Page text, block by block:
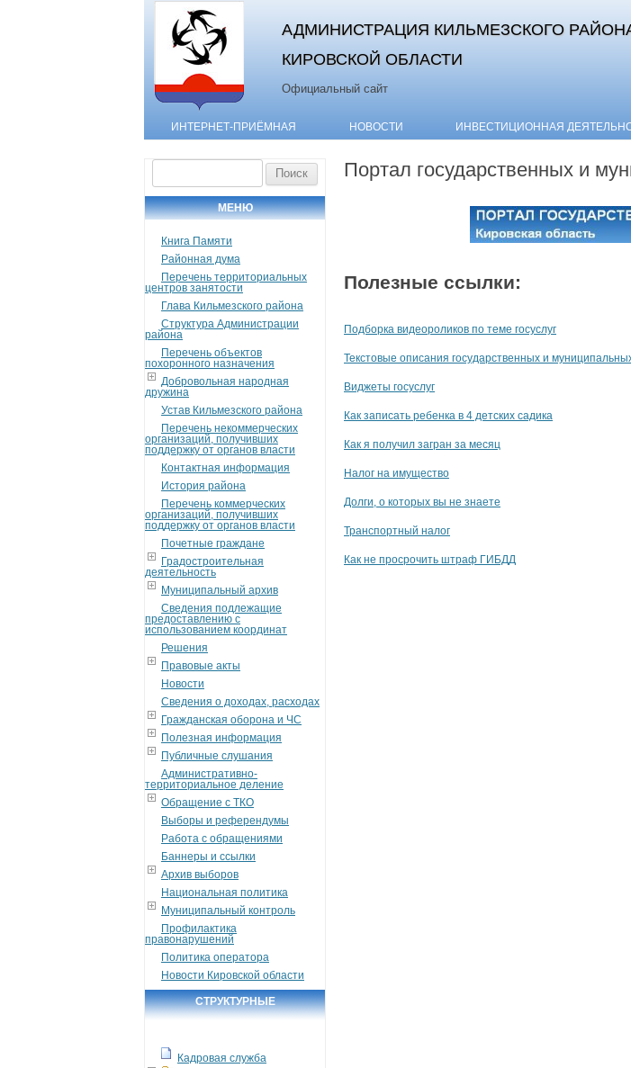
АДМИНИСТРАЦИЯ КИЛЬМЕЗСКОГО
КИРОВСКОЙ ОБЛАСТИ
Официальный сайт
Skip
ИНТЕРНЕТ-ПРИЁМНАЯ НОВОСТИ ИНВЕСТИЦИОННАЯ
МЕНЮ
Книга Памяти
Районная дума
Перечень территориальных
центров занятости
Глава Кильмезского района
Структура Администрации
района
Перечень объектов
похоронного назначения
Добровольная народная
дружина
Устав Кильмезского района
Перечень некоммерческих
организаций, получивших
поддержку от органов власти
Контактная информация
История района
Перечень коммерческих
организаций, получивших
поддержку от органов власти
Почетные граждане
Градостроительная
деятельность
Муниципальный архив
Сведения подлежащие
предоставлению с
использованием координат
Решения
Правовые акты
Новости
Сведения о доходах, расходах
Гражданская оборона и ЧС
Полезная информация
Публичные слушания
Административно-
территориальное деление
Обращение с ТКО
Выборы и референдумы
Работа с обращениями
Баннеры и ссылки
Архив выборов
Национальная политика
Муниципальный контроль
Профилактика
правонарушений
Политика оператора
Новости Кировской области
СТРУКТУРНЫЕ
Кадровая служба
Портал государственных и
Полезные ссылки:
Подборка видеороликов по теме госуслуг
Текстовые описания государственных и
Виджеты госуслуг
Как записать ребенка в 4 детских садика
Как я получил загран за месяц
Налог на имущество
Долги, о которых вы не знаете
Транспортный налог
Как не просрочить штраф ГИБДД